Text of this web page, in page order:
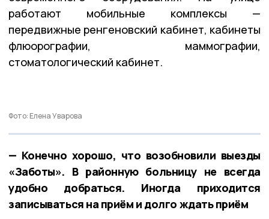
работают мобильные комплексы —
передвижные ренгеновский кабинет, кабинеты
флюорографии, маммографии,
стоматологический кабинет.
Фото: Елена Уварова
— Конечно хорошо, что возобновили выезды
«Заботы». В районную больницу не всегда
удобно добраться. Иногда приходится
записываться на приём и долго ждать приём